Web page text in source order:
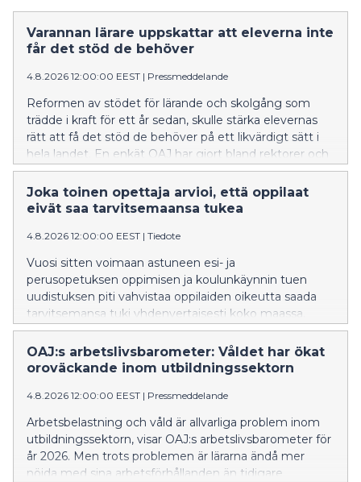
Varannan lärare uppskattar att eleverna inte
får det stöd de behöver
4.8.2026 12:00:00 EEST | Pressmeddelande
Reformen av stödet för lärande och skolgång som
trädde i kraft för ett år sedan, skulle stärka elevernas
rätt att få det stöd de behöver på ett likvärdigt sätt i
hela landet. En enkät OAJ har gjort bland rektorer och
lärare visar att oklarheter i lagtolkningen gör att
många elever blir utan det stöd som behövs. OAJ
kräver att utbildningsanordnarna säkerställer att stödet
och skolor i enlighet med lagstiftningen och
Undervisnings- och kulturministeriets anvisningar.
Joka toinen opettaja arvioi, että oppilaat
eivät saa tarvitsemaansa tukea
4.8.2026 12:00:00 EEST | Tiedote
Vuosi sitten voimaan astuneen esi- ja
perusopetuksen oppimisen ja koulunkäynnin tuen
uudistuksen piti vahvistaa oppilaiden oikeutta saada
tarvitsemansa tuki yhdenvertaisesti koko maassa.
OAJ:n rehtoreille ja opettajille tekemä kysely osoittaa,
että lain tulkintaan liittyvät epäselvyydet estävät
monia oppilaita saamasta tarvitsemaansa tukea. OAJ
toteuttavansa oppimisen ja koulunkäynnin tukea
OKM:n ohjeistuksen ja lain mukaisesti kaikissa kunnissa
ja kouluissa.
OAJ:s arbetslivsbarometer: Våldet har ökat
oroväckande inom utbildningssektorn
4.8.2026 12:00:00 EEST | Pressmeddelande
Arbetsbelastning och våld är allvarliga problem inom
utbildningssektorn, visar OAJ:s arbetslivsbarometer för
år 2026. Men trots problemen är lärarna ändå mer
nöjda med sina arbetsförhållanden än tidigare.